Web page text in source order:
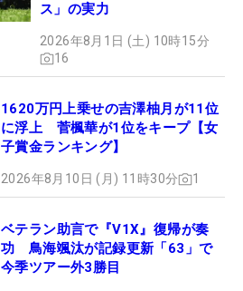
ス」の実力
2026年8月1日 (土) 10時15分
16
1620万円上乗せの吉澤柚月が11位
に浮上 菅楓華が1位をキープ【女
子賞金ランキング】
2026年8月10日 (月) 11時30分 1
ベテラン助言で『V1X』復帰が奏
功 鳥海颯汰が記録更新「63」で
今季ツアー外3勝目